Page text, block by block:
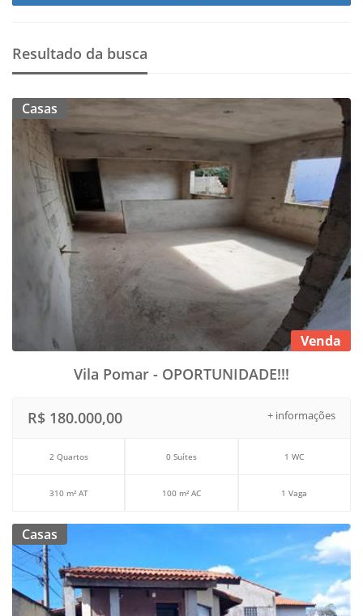
Resultado da busca
Casas
Venda
Vila Pomar - OPORTUNIDADE!!!
+ informações
R$ 180.000,00
2 Quartos 0 Suítes 1 WC
310 m² AT 100 m² AC 1 Vaga
Casas